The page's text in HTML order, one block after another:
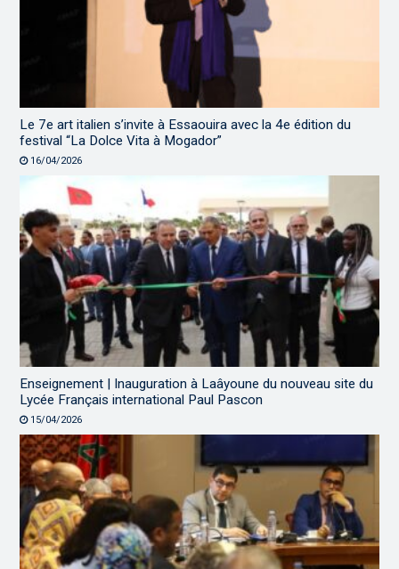
Le 7e art italien s’invite à Essaouira avec la 4e édition du
festival “La Dolce Vita à Mogador”
16/04/2026
Enseignement | Inauguration à Laâyoune du nouveau site du
Lycée Français international Paul Pascon
15/04/2026